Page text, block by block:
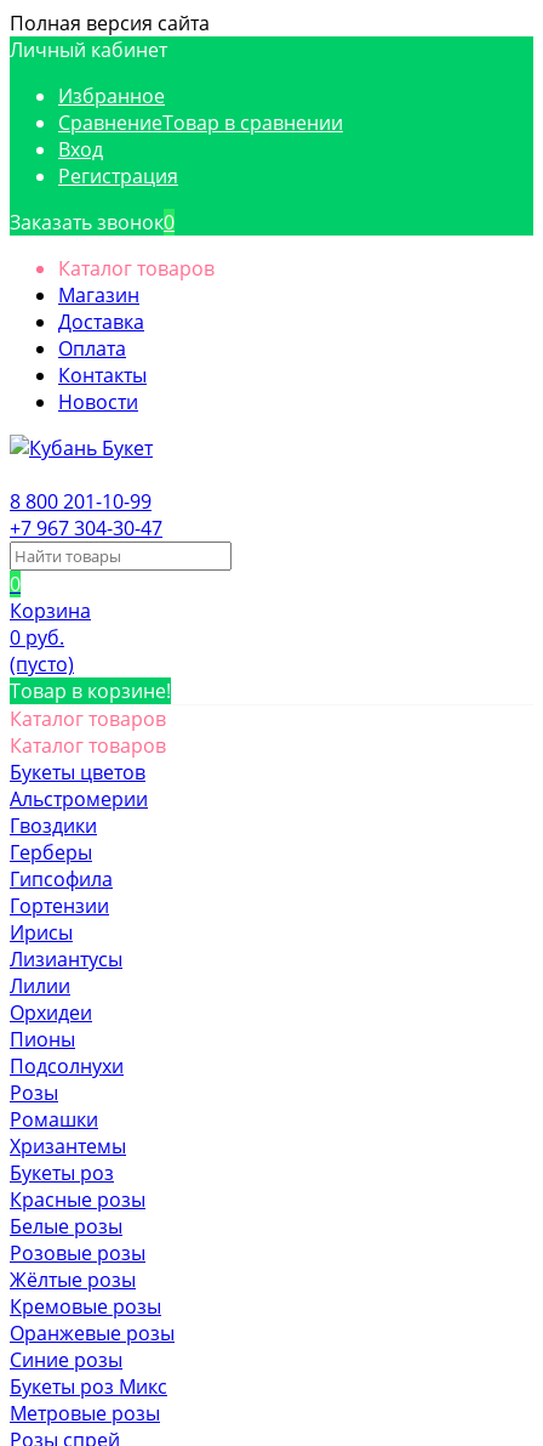
Полная версия сайта
Личный кабинет
Избранное
СравнениеТовар в сравнении
Вход
Регистрация
Заказать звонок0
Каталог товаров
Магазин
Доставка
Оплата
Контакты
Новости
8 800 201-10-99
+7 967 304-30-47
0
Корзина
0 руб.
(пусто)
Товар в корзине!
Каталог товаров
Каталог товаров
Букеты цветов
Альстромерии
Гвоздики
Герберы
Гипсофила
Гортензии
Ирисы
Лизиантусы
Лилии
Орхидеи
Пионы
Подсолнухи
Розы
Ромашки
Хризантемы
Букеты роз
Красные розы
Белые розы
Розовые розы
Жёлтые розы
Кремовые розы
Оранжевые розы
Синие розы
Букеты роз Микс
Метровые розы
Розы спрей